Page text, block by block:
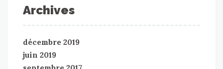
Archives
décembre 2019
juin 2019